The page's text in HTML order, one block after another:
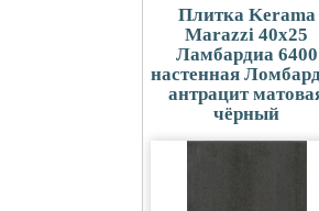
Плитка Kerama
Marazzi 40x25
Ламбардиа 6400
настенная
антрацит
чёрный